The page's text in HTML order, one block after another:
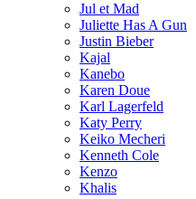
Jul et Mad
Juliette Has A Gun
Justin Bieber
Kajal
Kanebo
Karen Doue
Karl Lagerfeld
Katy Perry
Keiko Mecheri
Kenneth Cole
Kenzo
Khalis